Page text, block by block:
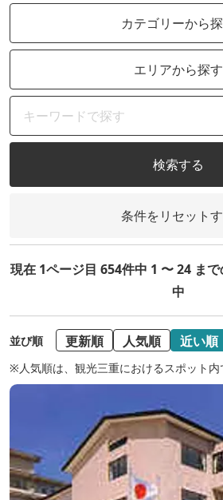
カテゴリーから
エリアから探す
検索する
条件をリセット
現在 1ページ目 654件中 1 〜 24 ま
中
並び順 更新順 人気順 近い順
※人気順は、観光三重におけるスポット